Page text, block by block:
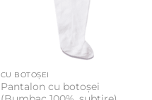
CU BOTOȘEI
Pantalon cu botoșei